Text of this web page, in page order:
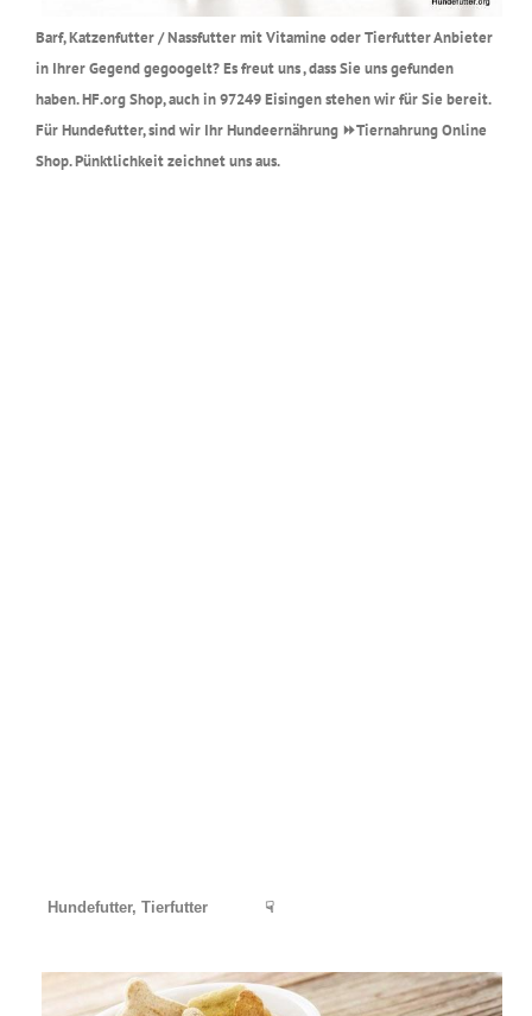
Barf, Katzenfutter / Nassfutter mit Vitamine oder Tierfutter Anbieter
in Ihrer Gegend gegoogelt? Es freut uns , dass Sie uns gefunden
haben. HF.org Shop, auch in 97249 Eisingen stehen wir für Sie bereit.
Für Hundefutter, sind wir Ihr Hundeernährung ⏩Tiernahrung Online
Shop. Pünktlichkeit zeichnet uns aus.
Hundefutter, Tierfutter ☟